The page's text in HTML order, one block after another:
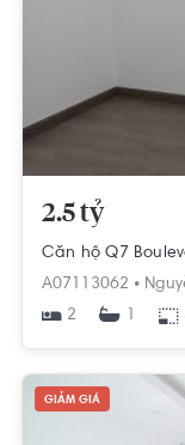
2.5 tỷ
Căn hộ Q7
A07113062 •
2
1
GIẢM GIÁ